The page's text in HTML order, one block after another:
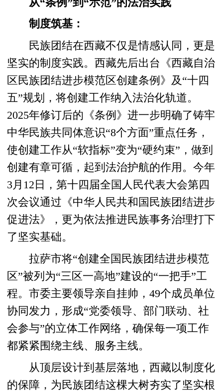
制度筑基：
民族团结在西藏不仅是情感认同，更是
坚实的制度实践。西藏先后出台《西藏自治
区民族团结进步模范区创建条例》及“十四
五”规划，将创建工作纳入法治化轨道。
2025年修订后的《条例》进一步明确了铸牢
中华民族共同体意识“8个方面”重点任务，
使创建工作从“软指标”变为“硬约束”，做到
创建有章可循，起到法治护航的作用。今年
3月12日，第十四届全国人民代表大会第四
次会议通过《中华人民共和国民族团结进步
促进法》，更为依法推进民族事务治理打下
了坚实基础。
拉萨市将“创建全国民族团结进步模范
区”被列为“三区一高地”建设的“一把手”工
程。市委主要领导亲自挂帅，49个成员单位
协同发力，形成“党委领导、部门联动、社
会参与”的立体工作网络，确保每一项工作
都紧紧围绕主线、服务主线。
从顶层设计到基层落地，西藏以制度化
的保障，为民族团结这棵大树夯实了坚实根